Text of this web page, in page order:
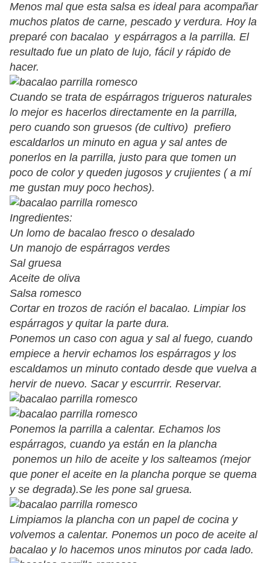
Menos mal que esta salsa es ideal para acompañar
muchos platos de carne, pescado y verdura. Hoy la
preparé con bacalao y espárragos a la parrilla. El
resultado fue un plato de lujo, fácil y rápido de
hacer.
Cuando se trata de espárragos trigueros naturales
lo mejor es hacerlos directamente en la parrilla,
pero cuando son gruesos (de cultivo) prefiero
escaldarlos un minuto en agua y sal antes de
ponerlos en la parrilla, justo para que tomen un
poco de color y queden jugosos y crujientes ( a mí
me gustan muy poco hechos).
Ingredientes:
Un lomo de bacalao fresco o desalado
Un manojo de espárragos verdes
Sal gruesa
Aceite de oliva
Salsa romesco
Cortar en trozos de ración el bacalao. Limpiar los
espárragos y quitar la parte dura.
Ponemos un caso con agua y sal al fuego, cuando
empiece a hervir echamos los espárragos y los
escaldamos un minuto contado desde que vuelva a
hervir de nuevo. Sacar y escurrrir. Reservar.
Ponemos la parrilla a calentar. Echamos los
espárragos, cuando ya están en la plancha
ponemos un hilo de aceite y los salteamos (mejor
que poner el aceite en la plancha porque se quema
y se degrada).Se les pone sal gruesa.
Limpiamos la plancha con un papel de cocina y
volvemos a calentar. Ponemos un poco de aceite al
bacalao y lo hacemos unos minutos por cada lado.